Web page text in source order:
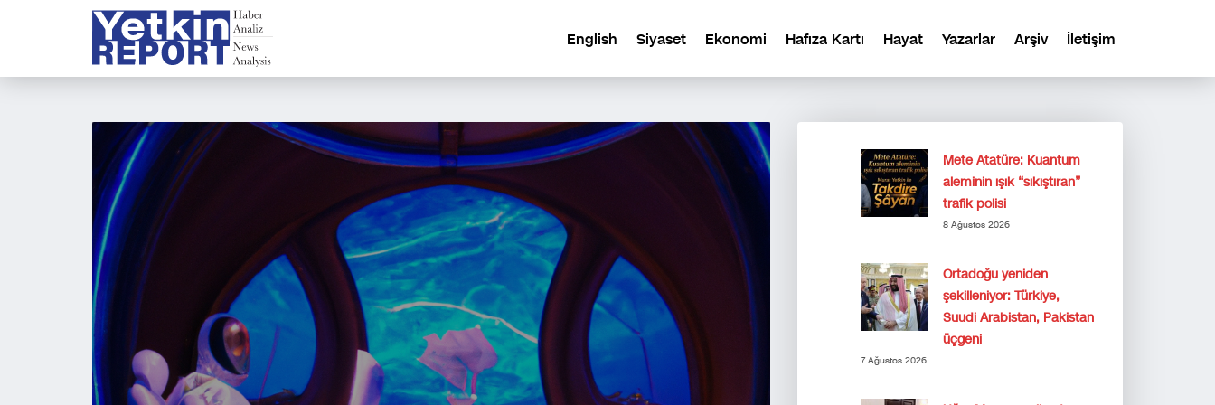
English Siyaset Ekonomi Hafıza Kartı Hayat Yazarlar Arşiv İletişim
Mete Atatüre: Kuantum
aleminin ışık “sıkıştıran”
trafik polisi
8 Ağustos 2026
Ortadoğu yeniden
şekilleniyor: Türkiye,
Suudi Arabistan, Pakistan
üçgeni
7 Ağustos 2026